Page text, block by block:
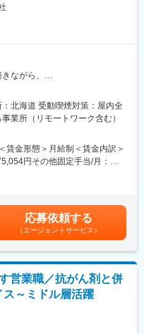
ー経由で聞くこともある、非
ます。
、ご自身の裁量次第でフレキ
す。エリア毎に週1回のペース
により差異あり)、社内イント
ジが共有可能のため、直行直
ラインのハイブリッドでの研
りと身につけることができま
ターを中心に、全てマンツー
たメンターだけではなく「チ
く」のが当社流です。
ョナルマネージャー (30代前半
す)、または営業スペシャリス
のキャリアパスも開かれてい
ながら、
する直販スタイルの営業職で
案営業
手法や症例情報の提供
の関係構築
管理
アの営業計画策定
た販売活動の実行
達成
する製品説明会、勉強会の開
北海道 受動喫煙対策：屋内全
業所（リモートワーク含む）
賃金形態＞月給制＜賃金内訳＞
円その他固定手当/月：
万円（未経験者の場合、40
安の金額であり、選考を通じ
(月額)は固定手当を含めた表記
応募依頼する
（エージェントサービス）
営業職／抗がん剤と併
ス～ミドル層活躍